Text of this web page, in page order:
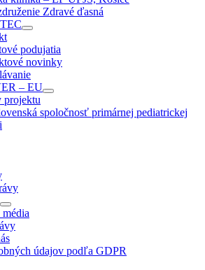
Zdravé ďasná
podujatia
novinky
– EU
projektu
spoločnosť primárnej pediatrickej
údajov podľa GDPR